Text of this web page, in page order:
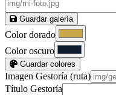
Guardar galería
Color dorado
Color oscuro
Guardar colores
Imagen Gestoría (ruta)
Título Gestoría